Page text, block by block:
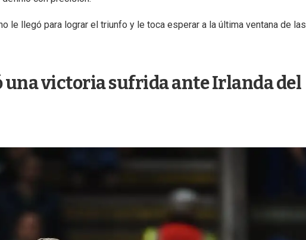
le llegó para lograr el triunfo y le toca esperar a la última ventana de las
victoria sufrida ante Irlanda del